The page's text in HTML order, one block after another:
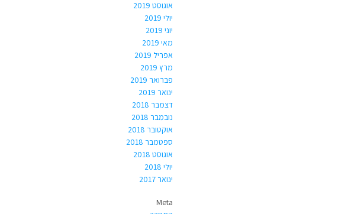
אוגוסט 2019
יולי 2019
יוני 2019
מאי 2019
אפריל 2019
מרץ 2019
פברואר 2019
ינואר 2019
דצמבר 2018
נובמבר 2018
אוקטובר 2018
ספטמבר 2018
אוגוסט 2018
יולי 2018
ינואר 2017
Meta